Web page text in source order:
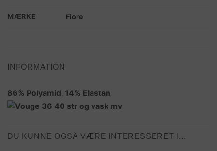
MÆRKE Fiore
INFORMATION
86% Polyamid, 14% Elastan
DU KUNNE OGSÅ VÆRE INTERESSERET I...